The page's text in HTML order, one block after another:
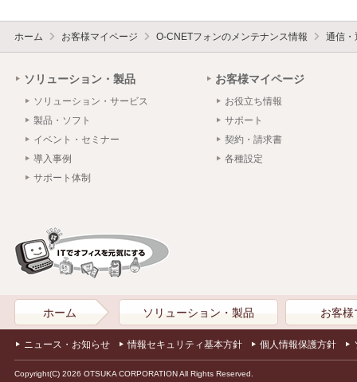
ホーム お客様マイページ O-CNETフォンのメンテナンス情報 通信・
ソリューション・製品
ソリューション・サービス
製品・ソフト
イベント・セミナー
導入事例
サポート体制
お客様マイページ
お役立ち情報
サポート
契約・請求書
各種設定
ホーム ソリューション・製品 お客様
ニュース・お知らせ 情報セキュリティ基本方針 個人情報保護方針
Copyright(C) 2026 OTSUKA CORPORATION All Rights Reserved.